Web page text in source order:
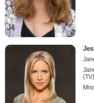
(TV)